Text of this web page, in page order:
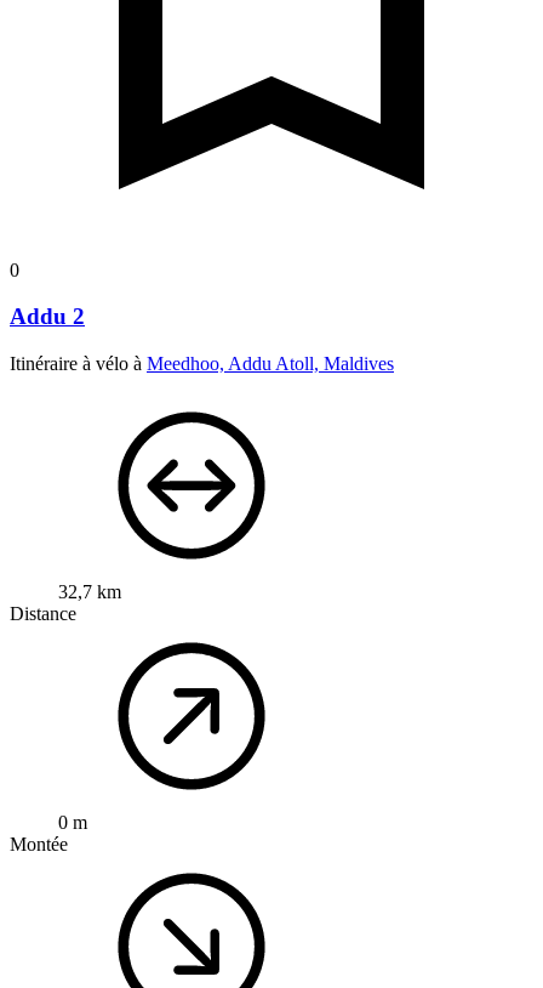
0
Addu 2
Itinéraire à vélo à Meedhoo, Addu Atoll, Maldives
32,7 km
Distance
0 m
Montée